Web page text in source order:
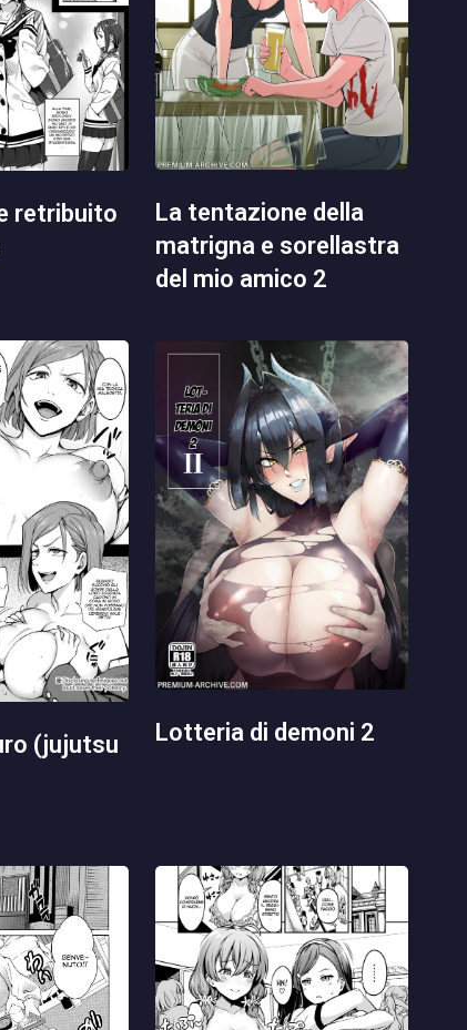
la tentazione della
matrigna e sorellastra
del mio amico 2
lotteria di demoni 2